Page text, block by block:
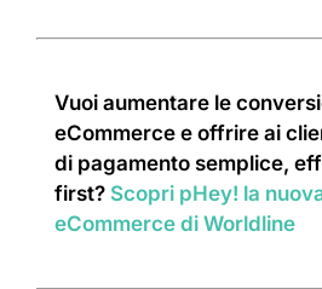
Vuoi aumentare le
eCommerce e offrire ai
di pagamento semplice,
first? Scopri pHey! la
eCommerce di Worldline